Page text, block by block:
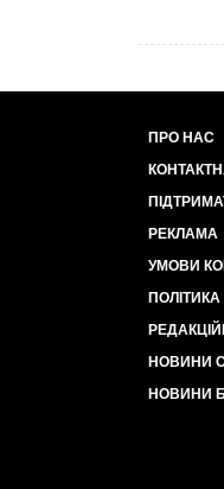
ПРО НАС
РЕКЛАМА
УМОВИ
НОВИНИ
НОВИНИ